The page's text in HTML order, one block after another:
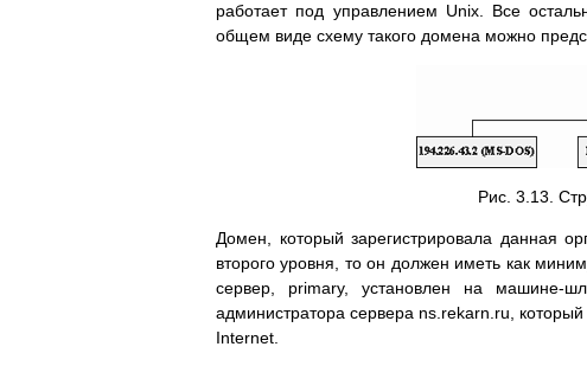
работает под управлением Unix. Все
общем виде схему такого домена можно
Рис. 3.13.
Домен, который зарегистрировала данная
второго уровня, то он должен иметь как
сервер, primary, установлен на машине-
администратора сервера ns.rekarn.ru,
Internet.